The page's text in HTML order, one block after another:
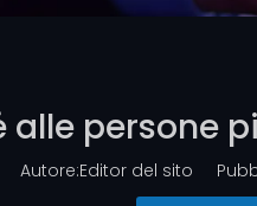
alle persone
Autore:Editor del sito